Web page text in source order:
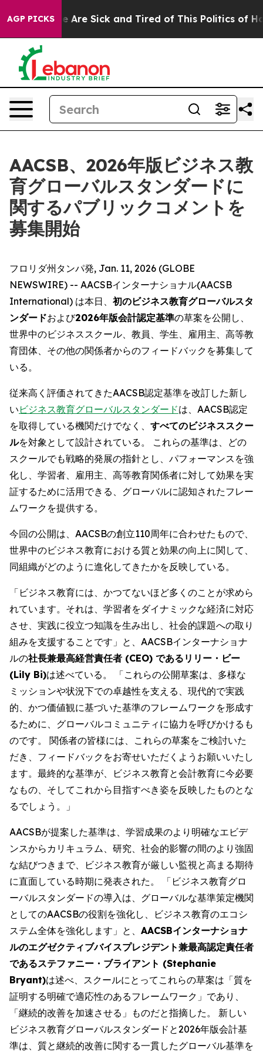
AGP PICKS
“People Are Sick and Tired of This Politics of
AACSB、2026年版ビジネス教
育グローバルスタンダードに
関するパブリックコメントを
募集開始
フロリダ州タンパ発, Jan. 11, 2026 (GLOBE
NEWSWIRE) -- AACSBインターナショナル(AACSB
International) は本日、 初のビジネス教育グローバルスタ
ンダードおよび2026年版会計認定基準の草案を公開し、
世界中のビジネススクール、教員、学生、雇用主、高等教
育団体、その他の関係者からのフィードバックを募集して
いる。
従来高く評価されてきたAACSB認定基準を改訂した新し
い ビジネス教育グローバルスタンダードは、AACSB認定
を取得している機関だけでなく、 すべてのビジネススクー
ルを対象として設計されている。 これらの基準は、どの
スクールでも戦略的発展の指針とし、パフォーマンスを強
化し、学習者、雇用主、高等教育関係者に対して効果を実
証するために活用できる、グローバルに認知されたフレー
ムワークを提供する。
今回の公開は、AACSBの創立110周年に合わせたもので、
世界中のビジネス教育における質と効果の向上に関して、
同組織がどのように進化してきたかを反映している。
「ビジネス教育には、かつてないほど多くのことが求めら
れています。それは、学習者をダイナミックな経済に対応
させ、実践に役立つ知識を生み出し、社会的課題への取り
組みを支援することです」と、AACSBインターナショナ
ルの社長兼最高経営責任者 (CEO) であるリリー・ビー
(Lily Bi)は述べている。 「これらの公開草案は、多様な
ミッションや状況下での卓越性を支える、現代的で実践
的、かつ価値観に基づいた基準のフレームワークを形成す
るために、グローバルコミュニティに協力を呼びかけるも
のです。 関係者の皆様には、これらの草案をご検討いた
だき、フィードバックをお寄せいただくようお願いいたし
ます。最終的な基準が、ビジネス教育と会計教育に今必要
なもの、そしてこれから目指すべき姿を反映したものとな
るでしょう。」
AACSBが提案した基準は、学習成果のより明確なエビデ
ンスからカリキュラム、研究、社会的影響の間のより強固
な結びつきまで、ビジネス教育が厳しい監視と高まる期待
に直面している時期に発表された。 「ビジネス教育グロ
ーバルスタンダードの導入は、グローバルな基準策定機関
としてのAACSBの役割を強化し、ビジネス教育のエコシ
ステム全体を強化します」と、 AACSBインターナショナ
ルのエグゼクティブバイスプレジデント兼最高認定責任者
であるステファニー・ブライアント (Stephanie
Bryant)は述べ、スクールにとってこれらの草案は「質を
証明する明確で適応性のあるフレームワーク」であり、
「継続的改善を加速させる」ものだと指摘した。 新しい
ビジネス教育グローバルスタンダードと2026年版会計基
準は、質と継続的改善に関する一貫したグローバル基準を